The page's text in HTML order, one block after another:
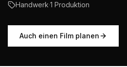
Handwerk·1 Produktion
Auch einen Film planen